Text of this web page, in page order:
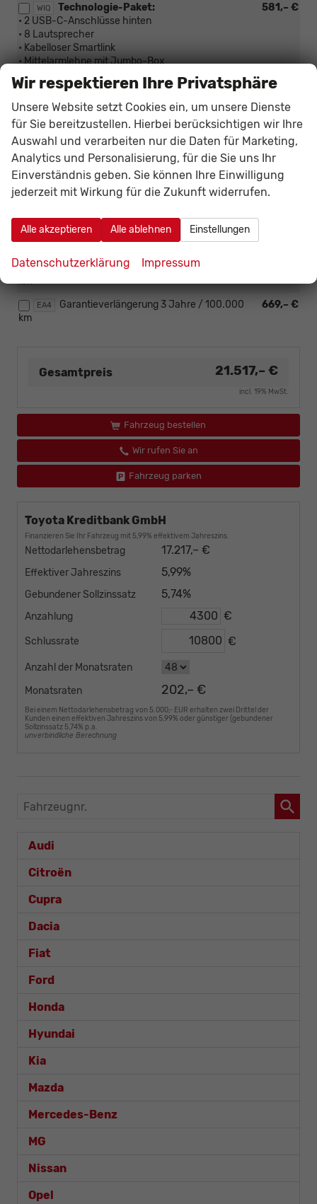
WIQ 581,– €
Technologie-Paket:
• 2 USB-C-Anschlüsse hinten
• 8 Lautsprecher
• Kabelloser Smartlink
• Mittelarmlehne mit Jumbo-Box
Außen
1M6 914,– €
Anhängerkupplung mit elektrischer
Entriegelung
Räder & Technik
Sonstiges
EA3
Garantieverlängerung 2 Jahre / 100.000
km
EA4 669,– €
Garantieverlängerung 3 Jahre / 100.000
km
Gesamtpreis 21.517,– €
incl. 19% MwSt.
Fahrzeug bestellen
Wir rufen Sie an
Fahrzeug parken
Toyota Kreditbank GmbH
Finanzieren Sie Ihr Fahrzeug mit 5,99% effektivem Jahreszins.
Nettodarlehensbetrag 17.217,– €
Effektiver Jahreszins 5,99%
Gebundener Sollzinssatz 5,74%
Anzahlung €
Schlussrate €
Anzahl der Monatsraten
Monatsraten
202,– €
Bei einem Nettodarlehensbetrag von 5.000,- EUR erhalten zwei Drittel der
Kunden einen effektiven Jahreszins von 5,99% oder günstiger (gebundener
Sollzinssatz 5,74% p.a.
unverbindliche Berechnung
Fahrzeugnr.
Audi
Citroën
Cupra
Dacia
Fiat
Ford
Honda
Hyundai
Kia
Mazda
Mercedes-Benz
MG
Nissan
Opel
Wir respektieren Ihre Privatsphäre
Unsere Website setzt Cookies ein, um unsere Dienste
für Sie bereitzustellen. Hierbei berücksichtigen wir Ihre
Auswahl und verarbeiten nur die Daten für Marketing,
Analytics und Personalisierung, für die Sie uns Ihr
Einverständnis geben. Sie können Ihre Einwilligung
jederzeit mit Wirkung für die Zukunft widerrufen.
Alle akzeptieren Alle ablehnen Einstellungen
Datenschutzerklärung Impressum